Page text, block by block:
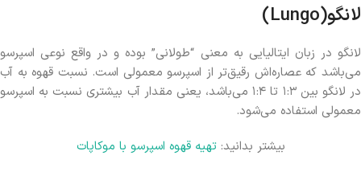
لانگو(Lungo)
لانگو در زبان ایتالیایی به معنی “طولانی” بوده و در واقع نوعی اسپرسو
می‌باشد که عصاره‌اش رقیق‌تر از اسپرسو معمولی است. نسبت قهوه به آب
در لانگو بین ۱:۳ تا ۱:۴ می‌باشد، یعنی مقدار آب بیشتری نسبت به اسپرسو
معمولی استفاده می‌شود.
بیشتر بدانید:تهیه قهوه اسپرسو با موکاپات